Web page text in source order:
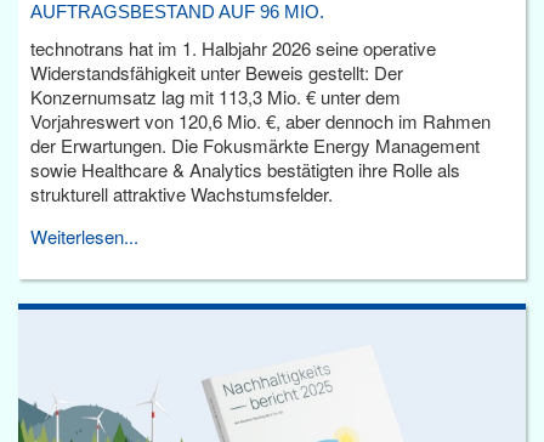
AUFTRAGSBESTAND AUF 96 MIO.
technotrans hat im 1. Halbjahr 2026 seine operative
Widerstandsfähigkeit unter Beweis gestellt: Der
Konzernumsatz lag mit 113,3 Mio. € unter dem
Vorjahreswert von 120,6 Mio. €, aber dennoch im Rahmen
der Erwartungen. Die Fokusmärkte Energy Management
sowie Healthcare & Analytics bestätigten ihre Rolle als
strukturell attraktive Wachstumsfelder.
Weiterlesen...